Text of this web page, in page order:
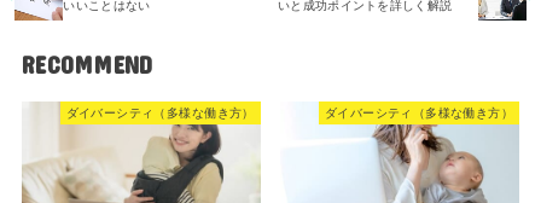
いいことはない いと成功ポイントを詳しく解説
RECOMMEND
ダイバーシティ（多様な働き方） ダイバーシティ（多様な働き方）